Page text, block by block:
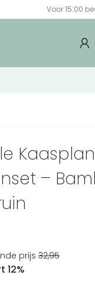
Voor 15:00
–
prijs32,95
12%